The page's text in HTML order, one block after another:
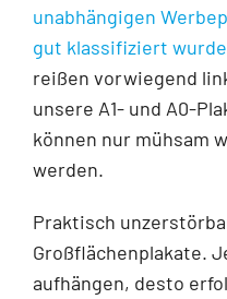
unabhängigen
gut klassifiziert
reißen vorwiegend
unsere A1- und A0-
können nur mühsam
werden.
Praktisch
Großflächenplakate.
aufhängen, desto